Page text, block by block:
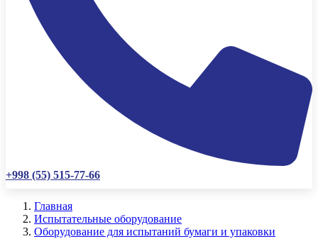
+998 (55) 515-77-66
Главная
Испытательные оборудование
Оборудование для испытаний бумаги и упаковки